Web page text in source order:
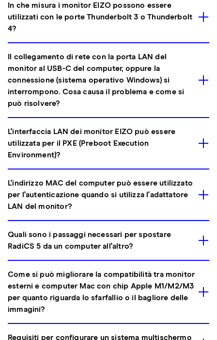
In che misura i monitor EIZO possono essere
utilizzati con le porte Thunderbolt 3 o Thunderbolt
4?
Il collegamento di rete con la porta LAN del
monitor al USB-C del computer, oppure la
connessione (sistema operativo Windows) si
interrompono. Cosa causa il problema e come si
può risolvere?
L'interfaccia LAN dei monitor EIZO può essere
utilizzata per il PXE (Preboot Execution
Environment)?
L'indirizzo MAC del computer può essere utilizzato
per l'autenticazione quando si utilizza l'adattatore
LAN del monitor?
Quali sono i passaggi necessari per spostare
RadiCS 5 da un computer all'altro?
Come si può migliorare la compatibilità tra monitor
esterni e computer Mac con chip Apple M1/M2/M3
per quanto riguarda lo sfarfallio o il bagliore delle
immagini?
Requisiti per configurare un sistema multischermo